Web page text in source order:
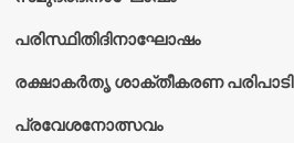
പരിസ്ഥിതിദിനാഘോഷം
രക്ഷാകർതൃ ശാക്തീകരണ പരിപാടി
പ്രവേശനോത്സവം